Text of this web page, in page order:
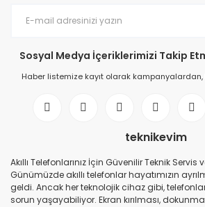
Sosyal Medya İçeriklerimizi Takip
Haber listemize kayıt olarak
teknikevim
Akıllı Telefonlarınız İçin Güvenilir Teknik Servis
Günümüzde akıllı telefonlar hayatımızın
geldi. Ancak her teknolojik cihaz gibi,
sorun yaşayabiliyor. Ekran kırılması,